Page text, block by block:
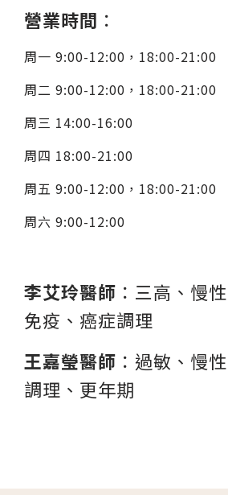
營業時間 ：
周一 9:00-12:00，18:00-21:00
周二 9:00-12:00，18:00-21:00
周三 14:00-16:00
周四 18:00-21:00
周五 9:00-12:00，18:00-21:00
周六 9:00-12:00
李艾玲醫師 ：三高、慢
免疫、癌症調理
王嘉瑩醫師 ：過敏、慢
調理、更年期